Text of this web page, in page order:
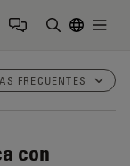
FRECUENTES
con